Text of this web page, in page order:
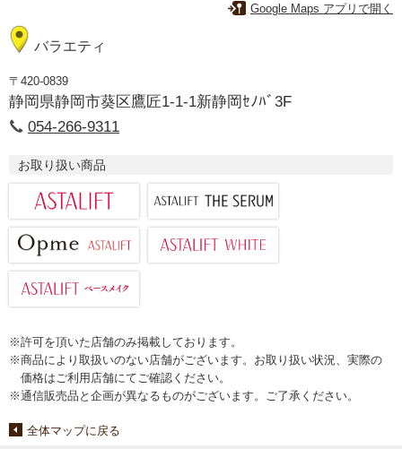
Google Maps アプリで開く
バラエティ
〒420-0839
静岡県静岡市葵区鷹匠1-1-1新静岡ｾﾉﾊﾞ3F
054-266-9311
お取り扱い商品
※許可を頂いた店舗のみ掲載しております。
※商品により取扱いのない店舗がございます。お取り扱い状況、実際の
価格はご利用店舗にてご確認ください。
※通信販売品と企画が異なるものがございます。ご了承ください。
全体マップに戻る